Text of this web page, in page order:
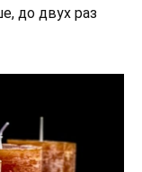
до двух раз